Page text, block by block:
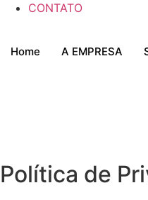
CONTATO
Home A EMPRESA
Política de